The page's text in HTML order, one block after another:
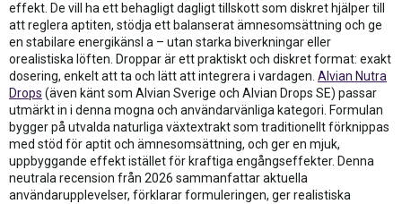
effekt. De vill ha ett behagligt dagligt tillskott som diskret hjälper till
att reglera aptiten, stödja ett balanserat ämnesomsättning och ge
en stabilare energikänsl a – utan starka biverkningar eller
orealistiska löften. Droppar är ett praktiskt och diskret format: exakt
dosering, enkelt att ta och lätt att integrera i vardagen. Alvian Nutra
Drops (även känt som Alvian Sverige och Alvian Drops SE) passar
utmärkt in i denna mogna och användarvänliga kategori. Formulan
bygger på utvalda naturliga växtextrakt som traditionellt förknippas
med stöd för aptit och ämnesomsättning, och ger en mjuk,
uppbyggande effekt istället för kraftiga engångseffekter. Denna
neutrala recension från 2026 sammanfattar aktuella
användarupplevelser, förklarar formuleringen, ger realistiska